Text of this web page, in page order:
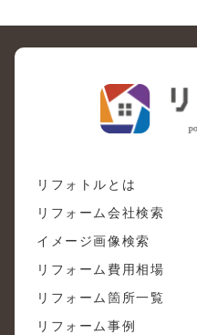
リフォトルとは
リフォーム会社検索
イメージ画像検索
リフォーム費用相場
リフォーム箇所一覧
リフォーム事例